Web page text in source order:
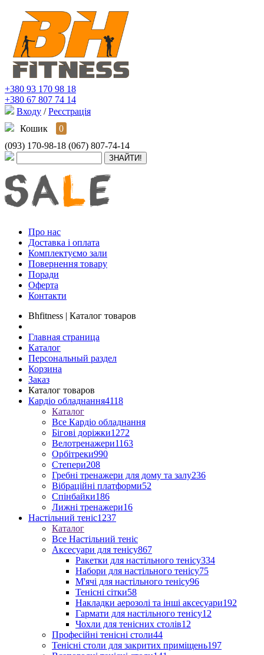
+380 93 170 98 18
+380 67 807 74 14
Входу / Реєстрація
Кошик
0
(093) 170-98-18 (067) 807-74-14
Про нас
Доставка і оплата
Комплектуємо зали
Повернення товару
Поради
Оферта
Контакти
Bhfitness | Каталог товаров
Главная страница
Каталог
Персональный раздел
Корзина
Заказ
Каталог товаров
Кардіо обладнання4118
Каталог
Все Кардіо обладнання
Бігові доріжки1272
Велотренажери1163
Орбітреки990
Степери208
Гребні тренажери для дому та залу236
Вібраційні платформи52
Спінбайки186
Лижні тренажери16
Настільний теніс1237
Каталог
Все Настільний теніс
Аксесуари для тенісу867
Ракетки для настільного тенісу334
Набори для настільного тенісу75
М'ячі для настільного тенісу96
Тенісні сітки58
Накладки аерозолі та інші аксесуари192
Гармати для настільного тенісу12
Чохли для тенісних столів12
Професійні тенісні столи44
Тенісні столи для закритих приміщень197